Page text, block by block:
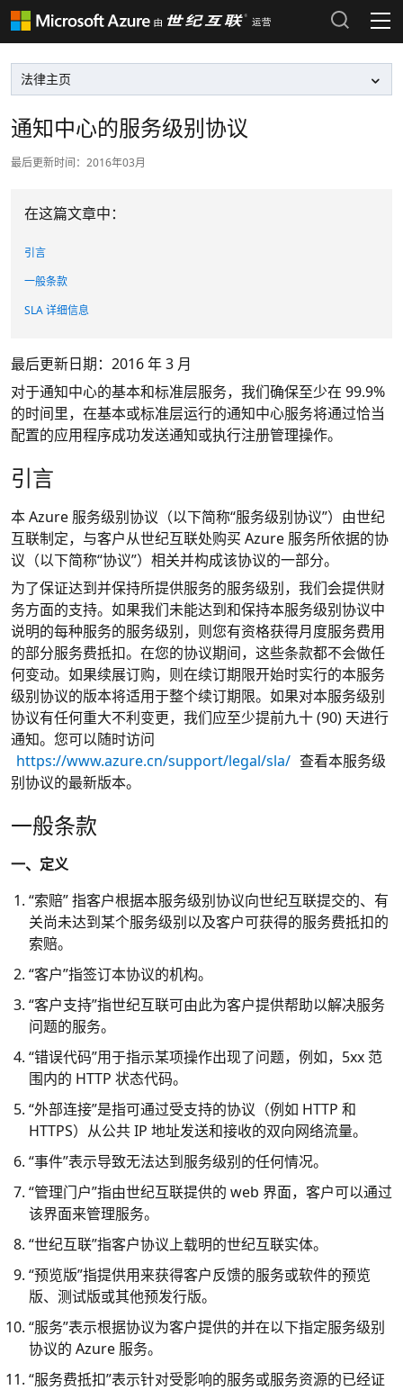
产品和定价
登录 Azure 门户
通知中心的服务级别协议
最后更新时间：2016年03月
在这篇文章中：
引言
一般条款
SLA 详细信息
最后更新日期：2016 年 3 月
对于通知中心的基本和标准层服务，我们确保至少在 99.9%
的时间里，在基本或标准层运行的通知中心服务将通过恰当
配置的应用程序成功发送通知或执行注册管理操作。
引言
本 Azure 服务级别协议（以下简称“服务级别协议”）由世纪
互联制定，与客户从世纪互联处购买 Azure 服务所依据的协
议（以下简称“协议”）相关并构成该协议的一部分。
为了保证达到并保持所提供服务的服务级别，我们会提供财
务方面的支持。如果我们未能达到和保持本服务级别协议中
说明的每种服务的服务级别，则您有资格获得月度服务费用
的部分服务费抵扣。在您的协议期间，这些条款都不会做任
何变动。如果续展订购，则在续订期限开始时实行的本服务
级别协议的版本将适用于整个续订期限。如果对本服务级别
协议有任何重大不利变更，我们应至少提前九十 (90) 天进行
通知。您可以随时访问
https://www.azure.cn/support/legal/sla/ 查看本服务级
别协议的最新版本。
一般条款
一、定义
“索赔” 指客户根据本服务级别协议向世纪互联提交的、有
关尚未达到某个服务级别以及客户可获得的服务费抵扣的
索赔。
“客户”指签订本协议的机构。
“客户支持”指世纪互联可由此为客户提供帮助以解决服务
问题的服务。
“错误代码”用于指示某项操作出现了问题，例如，5xx 范
围内的 HTTP 状态代码。
“外部连接”是指可通过受支持的协议（例如 HTTP 和
HTTPS）从公共 IP 地址发送和接收的双向网络流量。
“事件”表示导致无法达到服务级别的任何情况。
“管理门户”指由世纪互联提供的 web 界面，客户可以通过
该界面来管理服务。
“世纪互联”指客户协议上载明的世纪互联实体。
“预览版”指提供用来获得客户反馈的服务或软件的预览
版、测试版或其他预发行版。
“服务”表示根据协议为客户提供的并在以下指定服务级别
协议的 Azure 服务。
“服务费抵扣”表示针对受影响的服务或服务资源的已经证